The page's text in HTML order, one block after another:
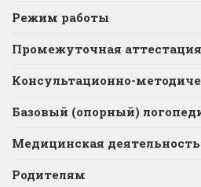
Режим работы
Промежуточная аттестация
Консультационно-
Базовый (опорный)
Медицинская деятельность
Родителям